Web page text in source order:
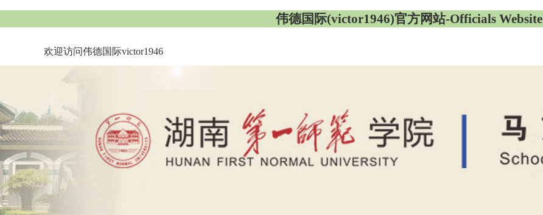
伟德国际(victor1946)官方网站-Officials Website
欢迎访问伟德国际victor1946